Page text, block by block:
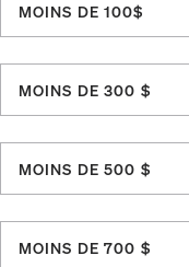
MOINS DE 100$
MOINS DE 300 $
MOINS DE 500 $
MOINS DE 700 $